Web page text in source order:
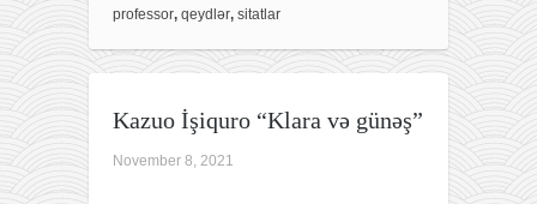
professor, qeydlər, sitatlar
Kazuo İşiquro “Klara və günəş”
November 8, 2021